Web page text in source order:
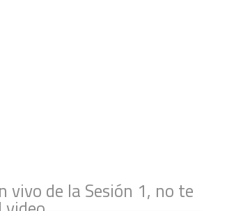
de la Sesión 1, no te